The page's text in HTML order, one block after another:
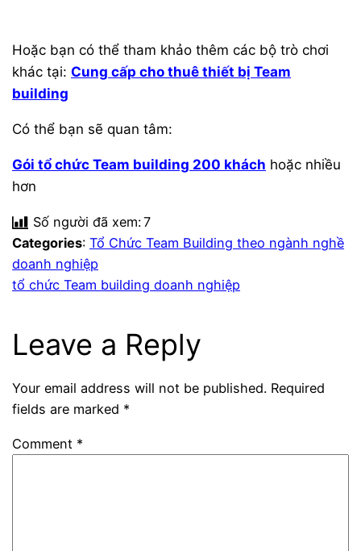
Hoặc bạn có thể tham khảo thêm các bộ trò chơi
khác tại:Cung cấp cho thuê thiết bị Team
building
Có thể bạn sẽ quan tâm:
Gói tổ chức Team building 200 khách hoặc nhiều
hơn
Số người đã xem:7
Categories:Tổ Chức Team Building theo ngành nghề
doanh nghiệp
tổ chức Team building doanh nghiệp
Leave a Reply
Your email address will not be published. Required
fields are marked *
Comment *